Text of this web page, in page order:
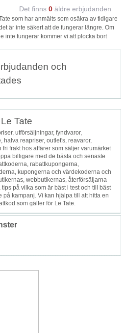
Det finns 0 äldre erbjudanden
som har anmälts som osäkra av tidigare
är inte säkert att de fungerar längre. Om
inte fungerar kommer vi att plocka bort
och
Tate
utförsäljningar, fyndvaror,
halva reapriser, outlet's, reavaror,
frakt hos affärer som säljer varumärket
billigare med de bästa och senaste
rabattkupongerna,
kupongerna och värdekoderna och
webbutikernas, återförsäljarna
på vilka som är bäst i test och till bäst
på kampanj. Vi kan hjälpa till att hitta en
som gäller för Le Tate.